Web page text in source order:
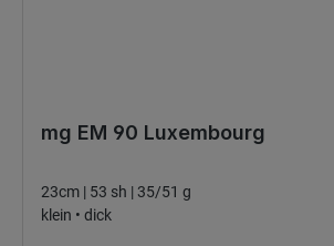
mg EM 90 Luxembourg
23cm | 53 sh | 35/51 g
klein • dick